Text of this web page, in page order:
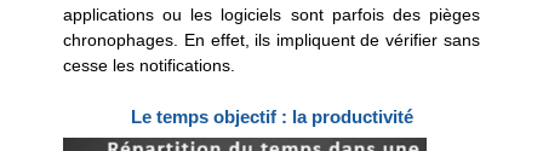
applications ou les logiciels sont parfois des pièges
chronophages. En effet, ils impliquent de vérifier sans
cesse les notifications.
Le temps objectif : la productivité